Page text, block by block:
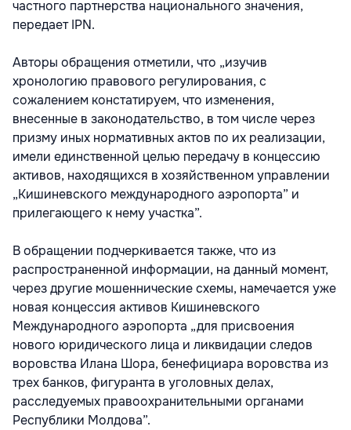
частного партнерства национального значения,
передает IPN.
Авторы обращения отметили, что „изучив
хронологию правового регулирования, с
сожалением констатируем, что изменения,
внесенные в законодательство, в том числе через
призму иных нормативных актов по их реализации,
имели единственной целью передачу в концессию
активов, находящихся в хозяйственном управлении
„Кишиневского международного аэропорта” и
прилегающего к нему участка”.
В обращении подчеркивается также, что из
распространенной информации, на данный момент,
через другие мошеннические схемы, намечается уже
новая концессия активов Кишиневского
Международного аэропорта „для присвоения
нового юридического лица и ликвидации следов
воровства Илана Шора, бенефициара воровства из
трех банков, фигуранта в уголовных делах,
расследуемых правоохранительными органами
Республики Молдова”.